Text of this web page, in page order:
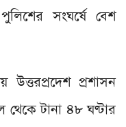
সংঘর্ষে বেশ
উত্তরপ্রদেশ প্রশাসন
থেকে টানা ৪৮ ঘণ্টার